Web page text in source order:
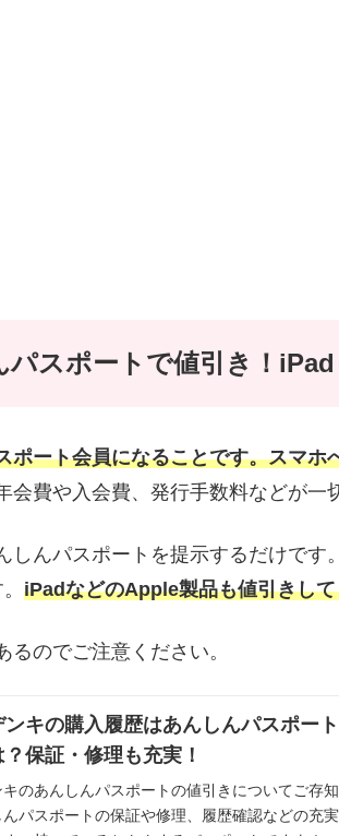
スポートで値引き！iPad
ポート会員になることです。スマホ
会費や入会費、発行手数料などが一
んパスポートを提示するだけです
iPadなどのApple製品も値引きし
のでご注意ください。
ンキの購入履歴はあんしんパスポー
保証・修理も充実！
のあんしんパスポートの値引きについてご存
パスポートの保証や修理、履歴確認などの充